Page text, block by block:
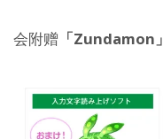
会附赠 「Zundamon」